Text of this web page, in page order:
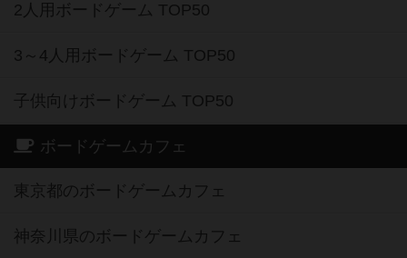
2人用ボードゲーム TOP50
3～4人用ボードゲーム TOP50
子供向けボードゲーム TOP50
ボードゲームカフェ
東京都のボードゲームカフェ
神奈川県のボードゲームカフェ